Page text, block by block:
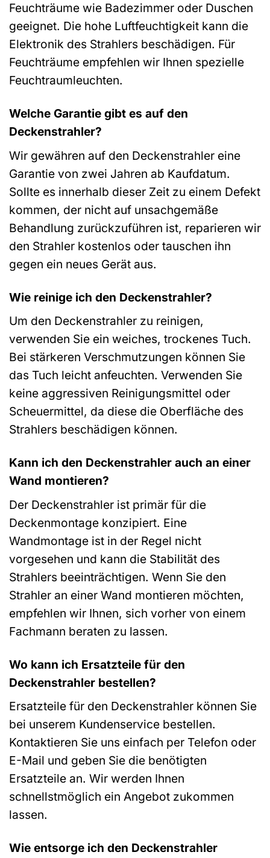
Feuchträume wie Badezimmer oder Duschen
geeignet. Die hohe Luftfeuchtigkeit kann die
Elektronik des Strahlers beschädigen. Für
Feuchträume empfehlen wir Ihnen spezielle
Feuchtraumleuchten.
Welche Garantie gibt es auf den
Deckenstrahler?
Wir gewähren auf den Deckenstrahler eine
Garantie von zwei Jahren ab Kaufdatum.
Sollte es innerhalb dieser Zeit zu einem Defekt
kommen, der nicht auf unsachgemäße
Behandlung zurückzuführen ist, reparieren wir
den Strahler kostenlos oder tauschen ihn
gegen ein neues Gerät aus.
Wie reinige ich den Deckenstrahler?
Um den Deckenstrahler zu reinigen,
verwenden Sie ein weiches, trockenes Tuch.
Bei stärkeren Verschmutzungen können Sie
das Tuch leicht anfeuchten. Verwenden Sie
keine aggressiven Reinigungsmittel oder
Scheuermittel, da diese die Oberfläche des
Strahlers beschädigen können.
Kann ich den Deckenstrahler auch an einer
Wand montieren?
Der Deckenstrahler ist primär für die
Deckenmontage konzipiert. Eine
Wandmontage ist in der Regel nicht
vorgesehen und kann die Stabilität des
Strahlers beeinträchtigen. Wenn Sie den
Strahler an einer Wand montieren möchten,
empfehlen wir Ihnen, sich vorher von einem
Fachmann beraten zu lassen.
Wo kann ich Ersatzteile für den
Deckenstrahler bestellen?
Ersatzteile für den Deckenstrahler können Sie
bei unserem Kundenservice bestellen.
Kontaktieren Sie uns einfach per Telefon oder
E-Mail und geben Sie die benötigten
Ersatzteile an. Wir werden Ihnen
schnellstmöglich ein Angebot zukommen
lassen.
Wie entsorge ich den Deckenstrahler